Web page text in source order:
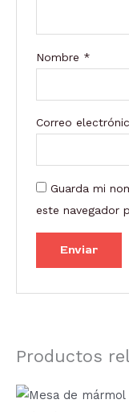
Nombre *
Correo
Guarda mi
este navegador
Productos